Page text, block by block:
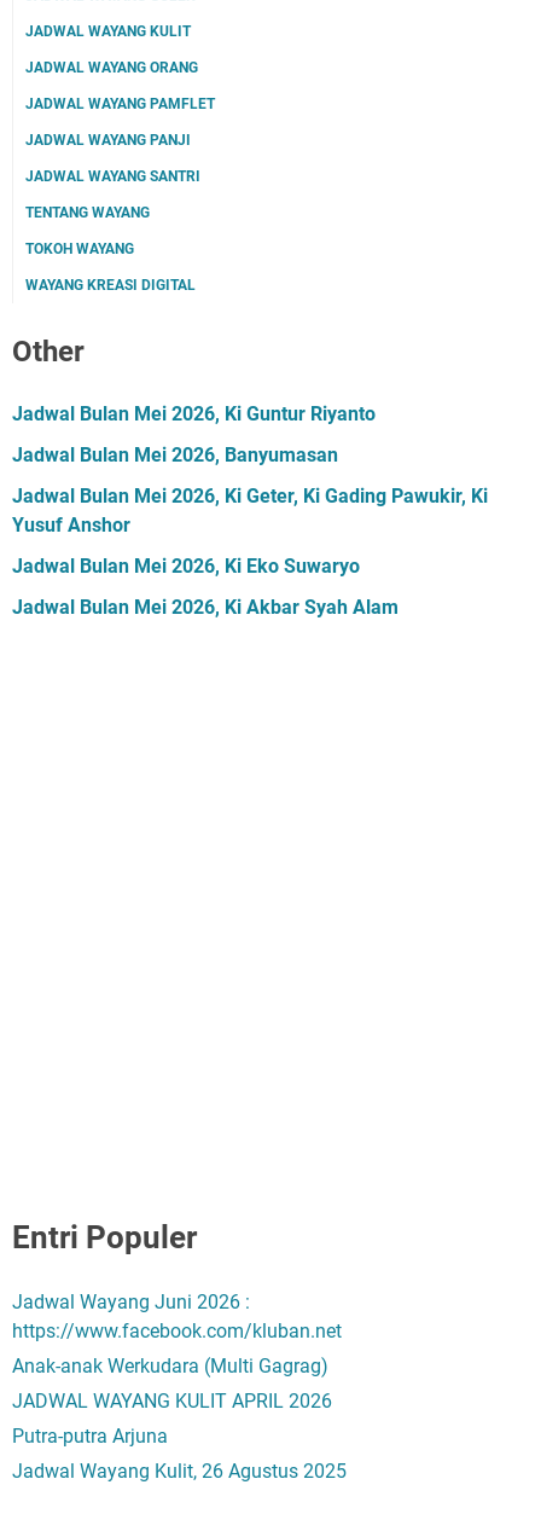
JADWAL WAYANG KULIT
JADWAL WAYANG ORANG
JADWAL WAYANG PAMFLET
JADWAL WAYANG PANJI
JADWAL WAYANG SANTRI
TENTANG WAYANG
TOKOH WAYANG
WAYANG KREASI DIGITAL
Other
Jadwal Bulan Mei 2026, Ki Guntur Riyanto
Jadwal Bulan Mei 2026, Banyumasan
Jadwal Bulan Mei 2026, Ki Geter, Ki Gading Pawukir, Ki
Yusuf Anshor
Jadwal Bulan Mei 2026, Ki Eko Suwaryo
Jadwal Bulan Mei 2026, Ki Akbar Syah Alam
Entri Populer
Jadwal Wayang Juni 2026 :
https://www.facebook.com/kluban.net
Anak-anak Werkudara (Multi Gagrag)
JADWAL WAYANG KULIT APRIL 2026
Putra-putra Arjuna
Jadwal Wayang Kulit, 26 Agustus 2025